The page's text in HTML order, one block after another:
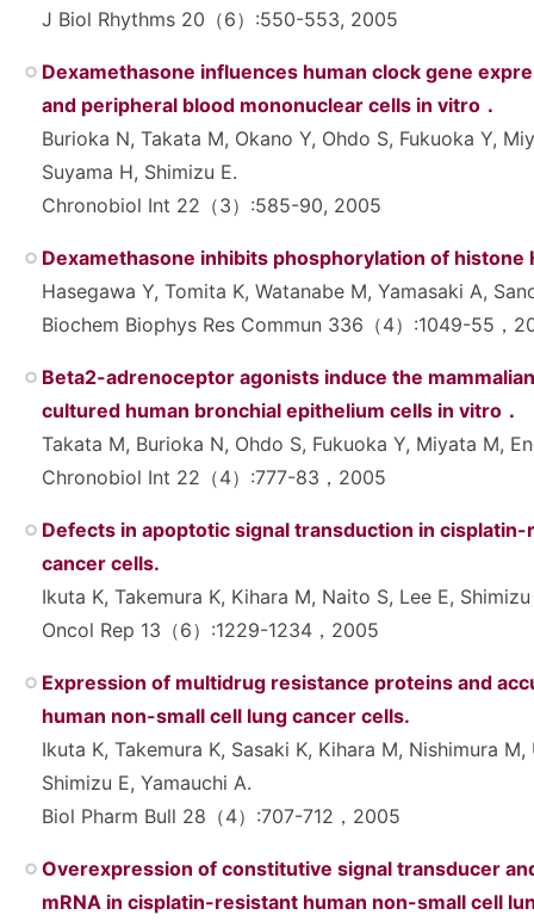
J Biol Rhythms 20（6）:550-553, 2005
Dexamethasone influences human clock gene
and peripheral blood mononuclear cells in vitro．
Burioka N, Takata M, Okano Y, Ohdo S, Fukuoka Y,
Suyama H, Shimizu E.
Chronobiol Int 22（3）:585-90, 2005
Dexamethasone inhibits phosphorylation of histone
Hasegawa Y, Tomita K, Watanabe M, Yamasaki A,
Biochem Biophys Res Commun 336（4）:1049-55，
Beta2-adrenoceptor agonists induce the
cultured human bronchial epithelium cells in vitro．
Takata M, Burioka N, Ohdo S, Fukuoka Y, Miyata M,
Chronobiol Int 22（4）:777-83，2005
Defects in apoptotic signal transduction in
cancer cells.
Ikuta K, Takemura K, Kihara M, Naito S, Lee E,
Oncol Rep 13（6）:1229-1234，2005
Expression of multidrug resistance proteins and
human non-small cell lung cancer cells.
Ikuta K, Takemura K, Sasaki K, Kihara M, Nishimura
Shimizu E, Yamauchi A.
Biol Pharm Bull 28（4）:707-712，2005
Overexpression of constitutive signal transducer
mRNA in cisplatin-resistant human non-small cell